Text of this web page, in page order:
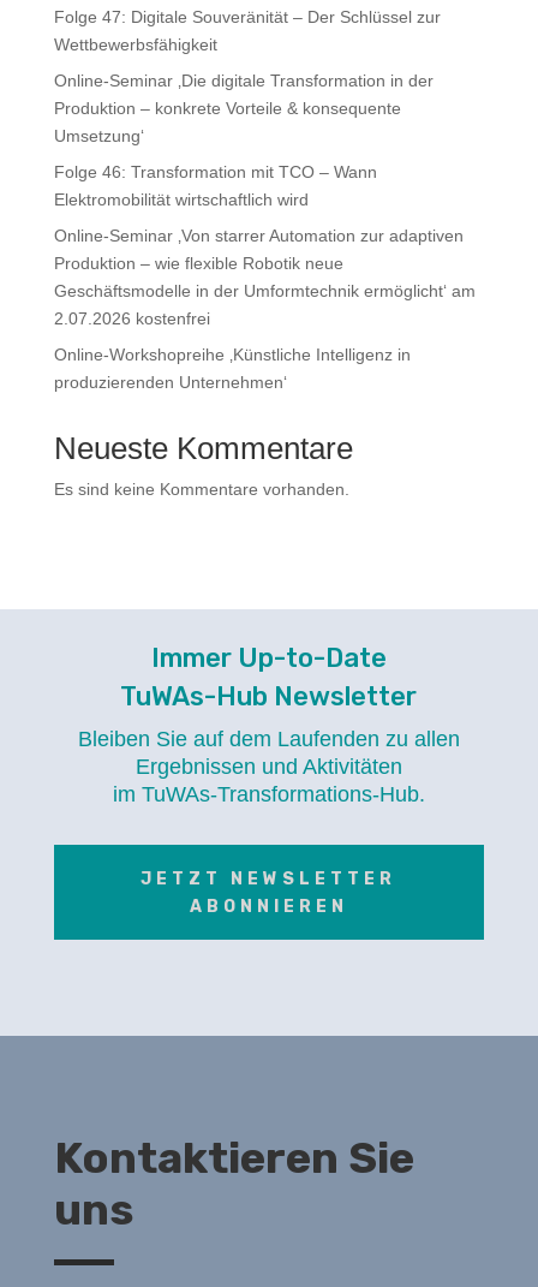
Folge 47: Digitale Souveränität – Der Schlüssel zur
Wettbewerbsfähigkeit
Online-Seminar ‚Die digitale Transformation in der
Produktion – konkrete Vorteile & konsequente
Umsetzung‘
Folge 46: Transformation mit TCO – Wann
Elektromobilität wirtschaftlich wird
Online-Seminar ‚Von starrer Automation zur adaptiven
Produktion – wie flexible Robotik neue
Geschäftsmodelle in der Umformtechnik ermöglicht‘ am
2.07.2026 kostenfrei
Online-Workshopreihe ‚Künstliche Intelligenz in
produzierenden Unternehmen‘
Neueste Kommentare
Es sind keine Kommentare vorhanden.
Immer Up-to-Date
TuWAs-Hub Newsletter
Bleiben Sie auf dem Laufenden zu allen
Ergebnissen und Aktivitäten
im TuWAs-Transformations-Hub.
JETZT NEWSLETTER
ABONNIEREN
Kontaktieren Sie
uns